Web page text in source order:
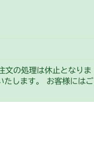
文の処理は休止となりま
します。 お客様にはご